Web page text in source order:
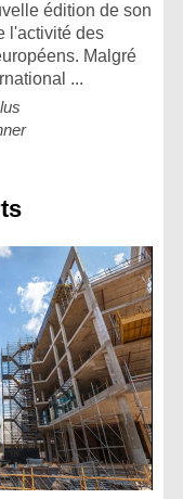
édition de son
l'activité des
Malgré
...